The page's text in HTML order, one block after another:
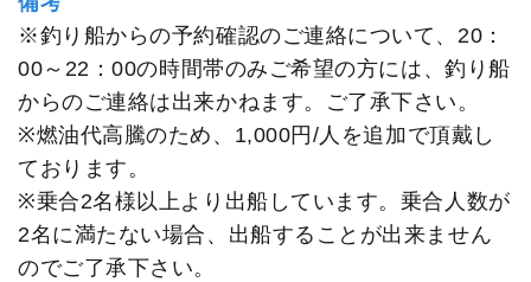
※釣り船からの予約確認のご連絡について、20：
00～22：00の時間帯のみご希望の方には、釣り船
からのご連絡は出来かねます。ご了承下さい。
※燃油代高騰のため、1,000円/人を追加で頂戴し
ております。
※乗合2名様以上より出船しています。乗合人数が
2名に満たない場合、出船することが出来ません
のでご了承下さい。